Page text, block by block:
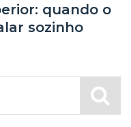
quando o
sozinho